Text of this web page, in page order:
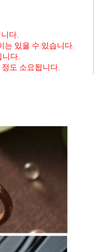
다.
는 있을 수 있습니다.
니다.
도 소요됩니다.